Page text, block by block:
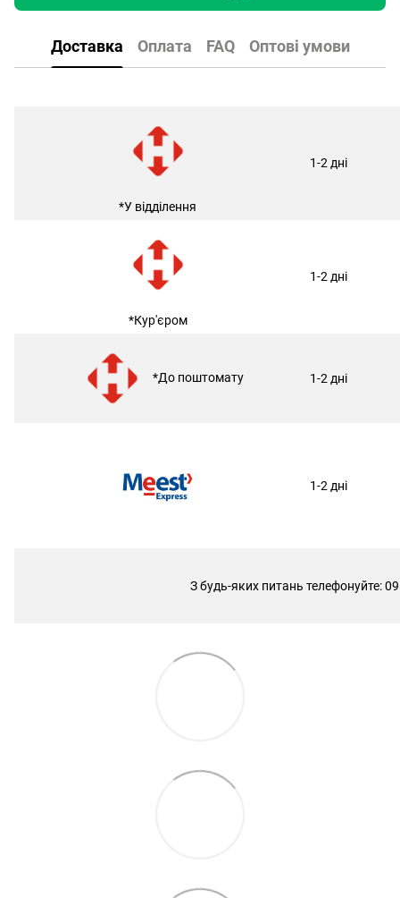
Доставка Оплата FAQ Оптові умови
*У відділення
1-2 дні
*Кур'єром
1-2 дні
*До поштомату 1-2 дні
1-2 дні
З будь-яких питань телефонуйте: